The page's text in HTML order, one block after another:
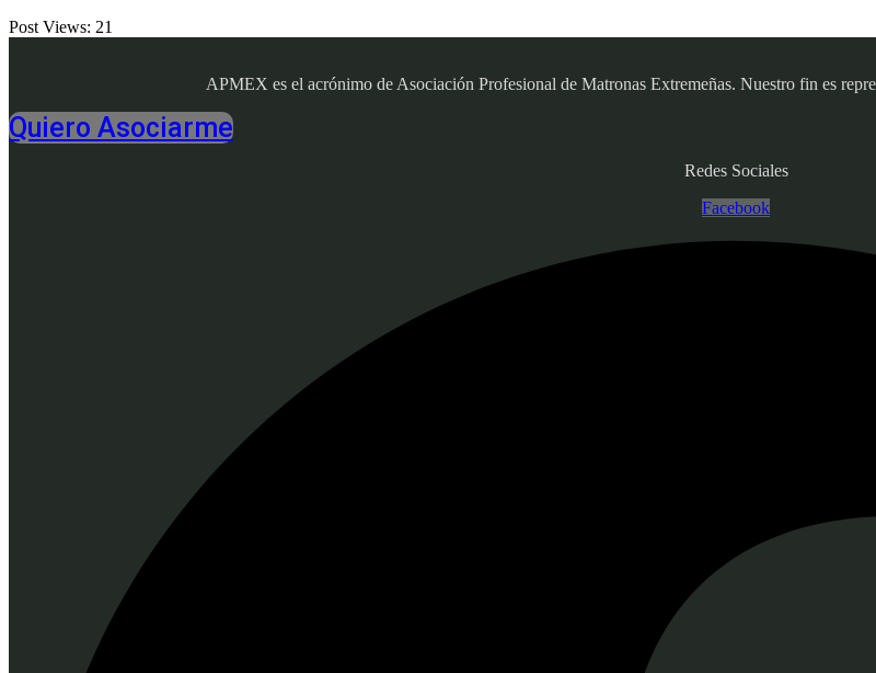
Post Views: 21
APMEX es el acrónimo de Asociación Profesional de Matronas Extremeñas. Nuestro fin es
Quiero Asociarme
Redes Sociales
Facebook